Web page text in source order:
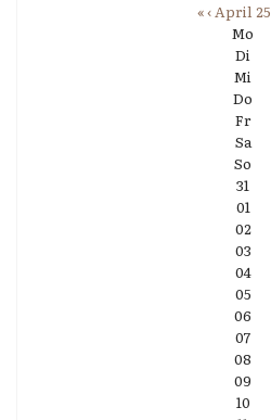
«‹April 25
Mo
Di
Mi
Do
Fr
Sa
So
31
01
02
03
04
05
06
07
08
09
10